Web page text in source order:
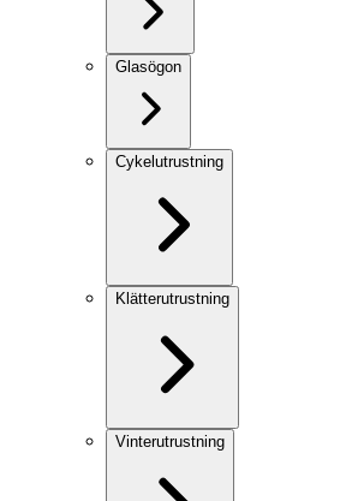
Glasögon
Cykelutrustning
Klätterutrustning
Vinterutrustning